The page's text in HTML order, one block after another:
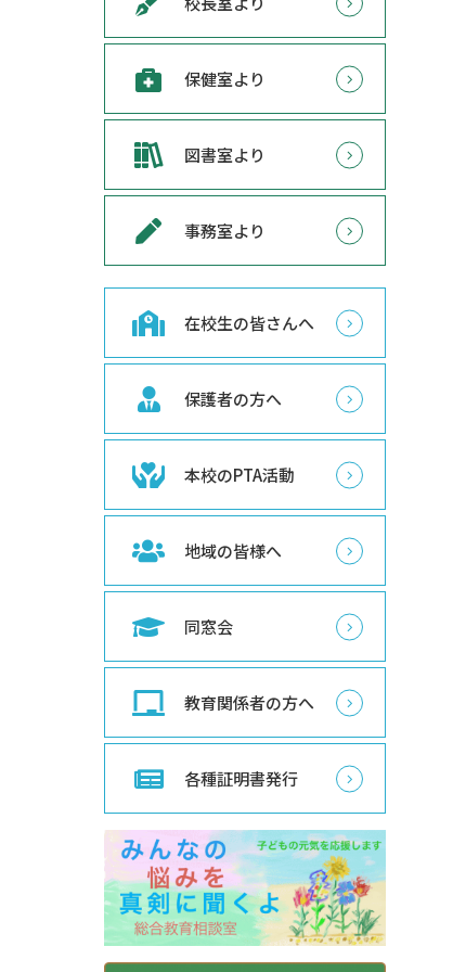
保健室より
図書室より
事務室より
在校生の皆さんへ
保護者の方へ
本校のPTA活動
地域の皆様へ
同窓会
教育関係者の方へ
各種証明書発行